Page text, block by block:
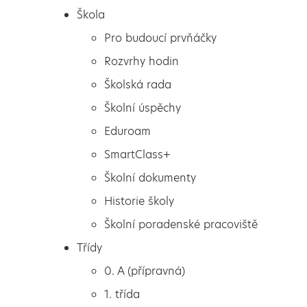
Pro budoucí prvňáčky
Rozvrhy hodin
Školská rada
Škola
Pro budoucí prvňáčky
Rozvrhy hodin
Školská rada
Školní úspěchy
Eduroam
SmartClass+
Školní dokumenty
Historie školy
Školní poradenské pracoviště
Třídy
0. A (přípravná)
1. třída
Kdo si hraje, nezlobí